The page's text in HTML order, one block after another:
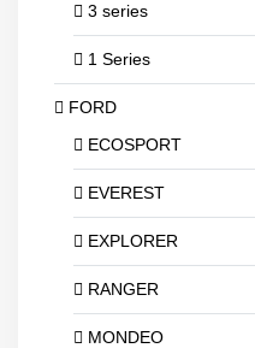
3 series
1 Series
FORD
ECOSPORT
EVEREST
EXPLORER
RANGER
MONDEO